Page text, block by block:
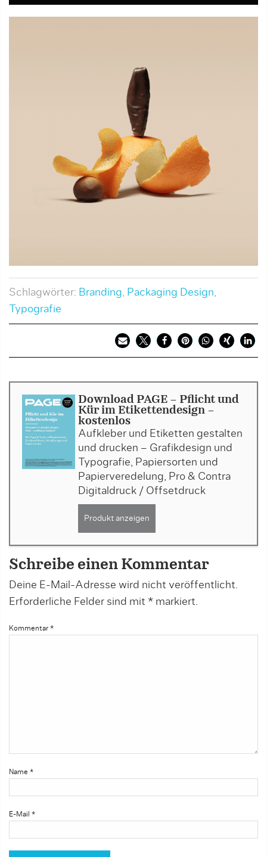
Schlagwörter: Branding, Packaging Design,
Typografie
Download PAGE - Pflicht und
Kür im Etikettendesign -
kostenlos
Aufkleber und Etiketten gestalten
und drucken – Grafikdesign und
Typografie, Papiersorten und
Papierveredelung, Pro & Contra
Digitaldruck / Offsetdruck
Produkt anzeigen
Schreibe einen Kommentar
Deine E-Mail-Adresse wird nicht veröffentlicht.
Erforderliche Felder sind mit * markiert.
Kommentar *
Name *
E-Mail *